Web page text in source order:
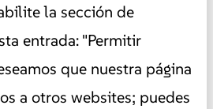
la sección de
entrada: "Permitir
que nuestra página
a otros websites; puedes